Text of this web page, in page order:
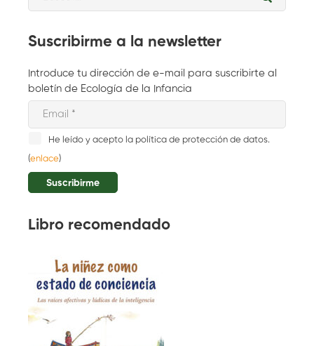
Suscribirme a la newsletter
Introduce tu dirección de e-mail para suscribirte al
boletín de Ecología de la Infancia
He leído y acepto la política de protección de datos.
(enlace)
Libro recomendado